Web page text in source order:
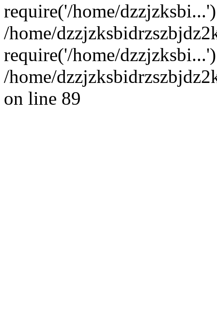
require('/home/
/home/
require('/home/
/home/
on line 89